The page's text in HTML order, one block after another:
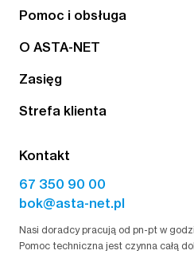
Pomoc i obsługa
O ASTA-NET
Zasięg
Strefa klienta
Kontakt
67 350 90 00
bok@asta-net.pl
Nasi doradcy pracują od pn-pt w
Pomoc techniczna jest czynna całą